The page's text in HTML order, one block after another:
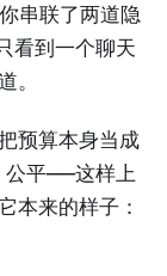
串联了两道隐
看到一个聊天
。
预算本身当成
公平——这样上
本来的样子：